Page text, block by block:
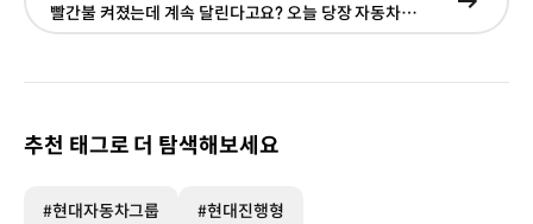
빨간불 켜졌는데 계속 달린다고요? 오늘 당장 자동차
점검받아야 할 필수 신호
현재
이동
추천 태그로 더 탐색해보세요
#현대자동차그룹 #현대진행형